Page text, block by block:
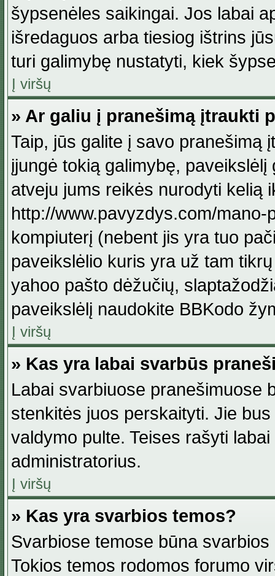
šypsenėles saikingai. Jos labai
išredaguos arba tiesiog ištrins
turi galimybę nustatyti, kiek
Į viršų
» Ar galiu į pranešimą įtraukti
Taip, jūs galite į savo pranešimą
įjungė tokią galimybę,
atveju jums reikės nurodyti kelią
http://www.pavyzdys.com/
kompiuterį (nebent jis yra tuo
paveikslėlio kuris yra už tam
yahoo pašto dėžučių,
paveikslėlį naudokite BBKodo
Į viršų
» Kas yra labai svarbūs
Labai svarbiuose pranešimuose
stenkitės juos perskaityti. Jie
valdymo pulte. Teises rašyti
administratorius.
Į viršų
» Kas yra svarbios temos?
Svarbiose temose būna
Tokios temos rodomos forumo